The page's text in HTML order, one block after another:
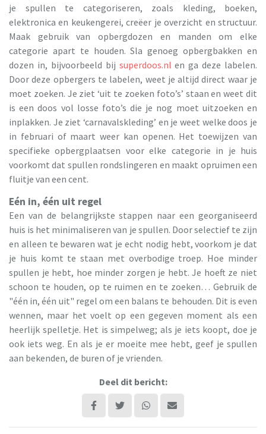
je spullen te categoriseren, zoals kleding, boeken,
elektronica en keukengerei, creëer je overzicht en structuur.
Maak gebruik van opbergdozen en manden om elke
categorie apart te houden. Sla genoeg opbergbakken en
dozen in, bijvoorbeeld bij superdoos.nl en ga deze labelen.
Door deze opbergers te labelen, weet je altijd direct waar je
moet zoeken. Je ziet ‘uit te zoeken foto’s’ staan en weet dit
is een doos vol losse foto’s die je nog moet uitzoeken en
inplakken. Je ziet ‘carnavalskleding’ en je weet welke doos je
in februari of maart weer kan openen. Het toewijzen van
specifieke opbergplaatsen voor elke categorie in je huis
voorkomt dat spullen rondslingeren en maakt opruimen een
fluitje van een cent.
Eén in, één uit regel
Een van de belangrijkste stappen naar een georganiseerd
huis is het minimaliseren van je spullen. Door selectief te zijn
en alleen te bewaren wat je echt nodig hebt, voorkom je dat
je huis komt te staan met overbodige troep. Hoe minder
spullen je hebt, hoe minder zorgen je hebt. Je hoeft ze niet
schoon te houden, op te ruimen en te zoeken… Gebruik de
"één in, één uit" regel om een balans te behouden. Dit is even
wennen, maar het voelt op een gegeven moment als een
heerlijk spelletje. Het is simpelweg; als je iets koopt, doe je
ook iets weg. En als je er moeite mee hebt, geef je spullen
aan bekenden, de buren of je vrienden.
Deel dit bericht: